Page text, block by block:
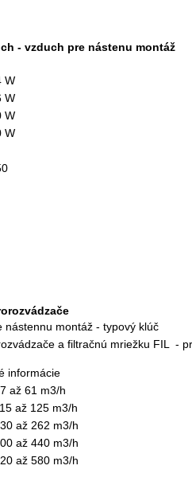
- vzduch pre nástenu montáž
W
W
W
W
nástennu montáž - typový klúč
a filtračnú mriežku FIL -
informácie
až 61 m3/h
až 125 m3/h
až 262 m3/h
až 440 m3/h
až 580 m3/h